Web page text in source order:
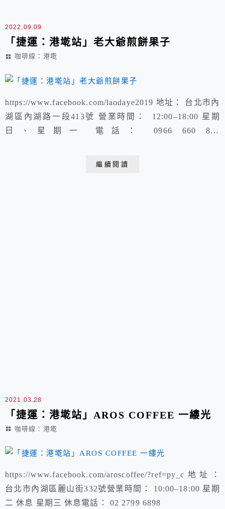
2022.09.09
「捷運：港墘站」老大爺煎餅果子
咖啡線：港墘
https://www.facebook.com/laodaye2019 地址： 台北市內
湖區內湖路一段413號 營業時間： 12:00–18:00 星期
日、星期一 電話： 0966 660 857
繼續閱讀
2021.03.28
「捷運：港墘站」AROS COFFEE 一縷光
咖啡線：港墘
https://www.facebook.com/aroscoffee/?ref=py_c地址：
台北市內湖區麗山街332號營業時間： 10:00–18:00 星期
二 休息 星期三 休息電話： 02 2799 6898